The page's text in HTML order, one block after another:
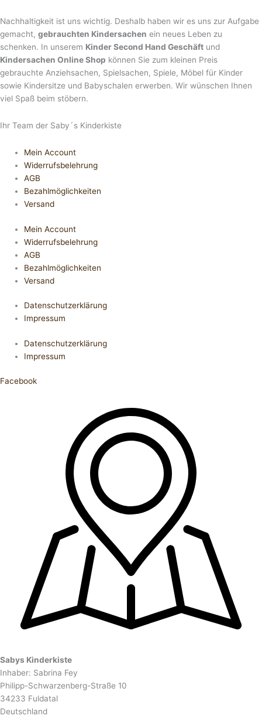
Nachhaltigkeit ist uns wichtig. Deshalb haben wir es uns zur Aufgabe
gemacht, gebrauchten Kindersachen ein neues Leben zu
schenken. In unserem Kinder Second Hand Geschäft und
Kindersachen Online Shop können Sie zum kleinen Preis
gebrauchte Anziehsachen, Spiel­sachen, Spiele, Möbel für Kinder
sowie Kindersitze und Babyschalen erwerben. Wir wünschen Ihnen
viel Spaß beim stöbern.
Ihr Team der Saby´s Kinderkiste
Mein Account
Widerrufsbelehrung
AGB
Bezahlmöglichkeiten
Versand
Mein Account
Widerrufsbelehrung
AGB
Bezahlmöglichkeiten
Versand
Datenschutzerklärung
Impressum
Datenschutzerklärung
Impressum
Facebook
Sabys Kinderkiste
Inhaber: Sabrina Fey
Philipp-Schwarzenberg-Straße 10
34233 Fuldatal
Deutschland